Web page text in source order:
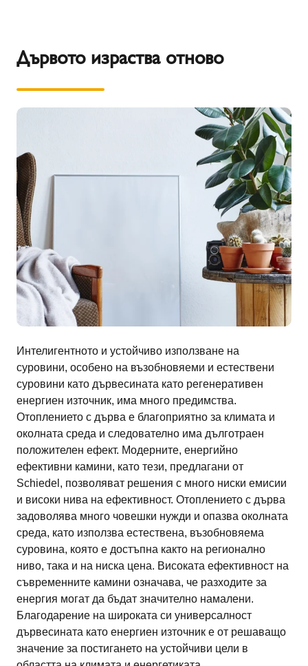
Дървото израства отново
Интелигентното и устойчиво използване на
суровини, особено на възобновяеми и естествени
суровини като дървесината като регенеративен
енергиен източник, има много предимства.
Отоплението с дърва е благоприятно за климата и
околната среда и следователно има дълготраен
положителен ефект. Модерните, енергийно
ефективни камини, като тези, предлагани от
Schiedel, позволяват решения с много ниски емисии
и високи нива на ефективност. Отоплението с дърва
задоволява много човешки нужди и опазва околната
среда, като използва естествена, възобновяема
суровина, която е достъпна както на регионално
ниво, така и на ниска цена. Високата ефективност на
съвременните камини означава, че разходите за
енергия могат да бъдат значително намалени.
Благодарение на широката си универсалност
дървесината като енергиен източник е от решаващо
значение за постигането на устойчиви цели в